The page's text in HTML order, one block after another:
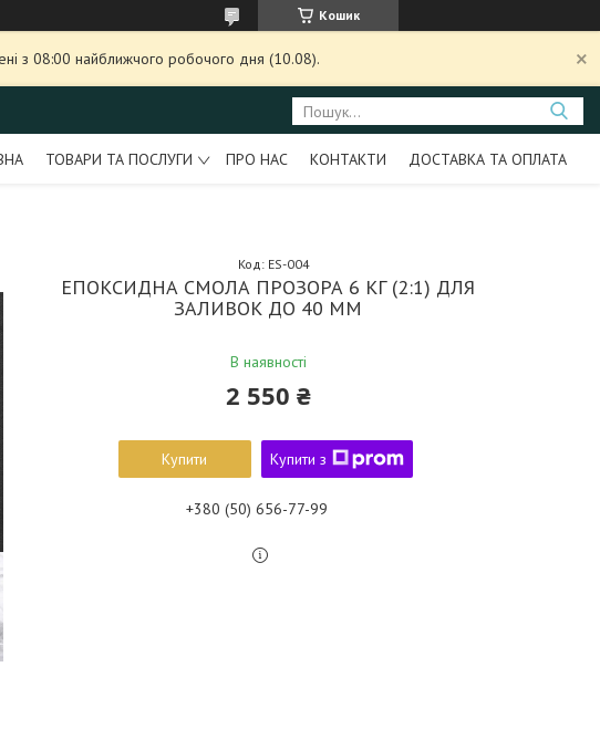
Кошик
з 08:00 найближчого робочого дня (10.08).
ТОВАРИ ТА ПОСЛУГИ ПРО НАС КОНТАКТИ ДОСТАВКА ТА ОПЛАТА
ЕПОКСИДНА СМОЛА ПРОЗОРА 6 КГ (2:1) ДЛЯ
ЗАЛИВОК ДО 40 ММ
В наявності
Код: ES-004
2 550 ₴
Купити Купити з
+380 (50) 656-77-99